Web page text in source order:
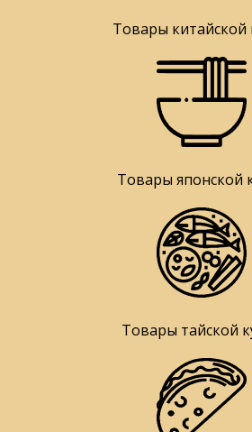
Товары китайской
Товары японской
Товары тайской